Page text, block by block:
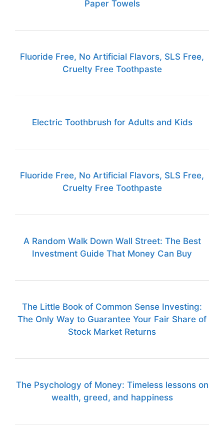
Paper Towels
Fluoride Free, No Artificial Flavors, SLS Free,
Cruelty Free Toothpaste
Electric Toothbrush for Adults and Kids
Fluoride Free, No Artificial Flavors, SLS Free,
Cruelty Free Toothpaste
A Random Walk Down Wall Street: The Best
Investment Guide That Money Can Buy
The Little Book of Common Sense Investing:
The Only Way to Guarantee Your Fair Share of
Stock Market Returns
The Psychology of Money: Timeless lessons on
wealth, greed, and happiness